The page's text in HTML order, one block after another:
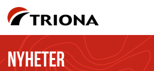
NYHETER